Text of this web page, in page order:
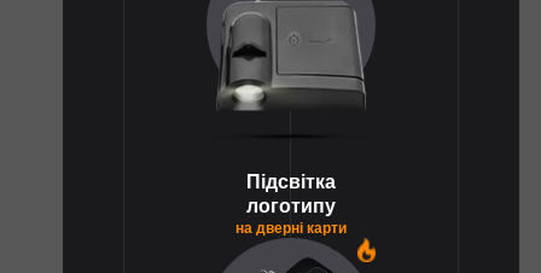
Підсвітка
логотипу
на дверні карти